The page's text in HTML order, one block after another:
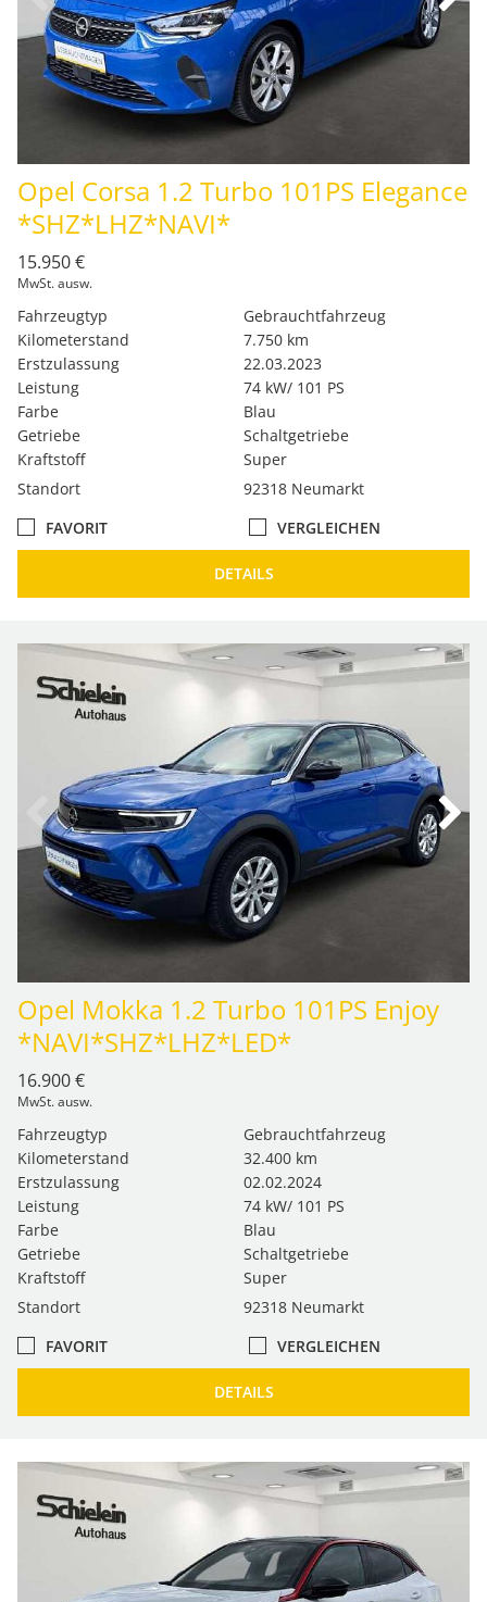
Opel Corsa 1.2 Turbo 101PS Elegance
*SHZ*LHZ*NAVI*
15.950 €
MwSt. ausw.
Fahrzeugtyp
Gebrauchtfahrzeug
Kilometerstand
7.750 km
Erstzulassung
22.03.2023
Leistung
74 kW/ 101 PS
Farbe
Blau
Getriebe
Schaltgetriebe
Kraftstoff
Super
Standort
92318 Neumarkt
FAVORIT
VERGLEICHEN
DETAILS
Opel Mokka 1.2 Turbo 101PS Enjoy
*NAVI*SHZ*LHZ*LED*
16.900 €
MwSt. ausw.
Fahrzeugtyp
Gebrauchtfahrzeug
Kilometerstand
32.400 km
Erstzulassung
02.02.2024
Leistung
74 kW/ 101 PS
Farbe
Blau
Getriebe
Schaltgetriebe
Kraftstoff
Super
Standort
92318 Neumarkt
FAVORIT
VERGLEICHEN
DETAILS